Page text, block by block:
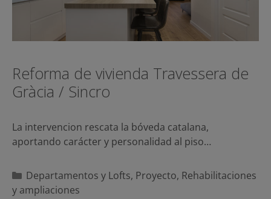
Reforma de vivienda Travessera de
Gràcia / Sincro
La intervencion rescata la bóveda catalana,
aportando carácter y personalidad al piso…
Categorías
Departamentos y Lofts, Proyecto, Rehabilitaciones
y ampliaciones